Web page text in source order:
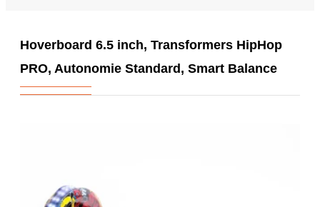
Hoverboard 6.5 inch, Transformers HipHop
PRO, Autonomie Standard, Smart Balance